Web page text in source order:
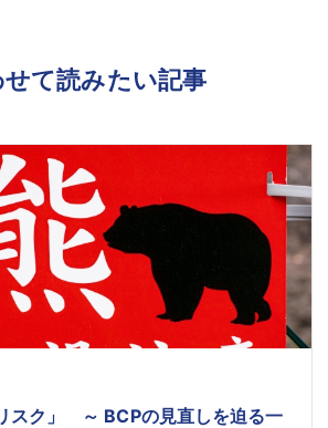
て読みたい記事
スク」 ～ BCPの見直しを迫る一